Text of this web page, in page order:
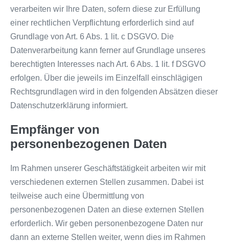
verarbeiten wir Ihre Daten, sofern diese zur Erfüllung
einer rechtlichen Verpflichtung erforderlich sind auf
Grundlage von Art. 6 Abs. 1 lit. c DSGVO. Die
Datenverarbeitung kann ferner auf Grundlage unseres
berechtigten Interesses nach Art. 6 Abs. 1 lit. f DSGVO
erfolgen. Über die jeweils im Einzelfall einschlägigen
Rechtsgrundlagen wird in den folgenden Absätzen dieser
Datenschutzerklärung informiert.
Empfänger von
personenbezogenen Daten
Im Rahmen unserer Geschäftstätigkeit arbeiten wir mit
verschiedenen externen Stellen zusammen. Dabei ist
teilweise auch eine Übermittlung von
personenbezogenen Daten an diese externen Stellen
erforderlich. Wir geben personenbezogene Daten nur
dann an externe Stellen weiter, wenn dies im Rahmen